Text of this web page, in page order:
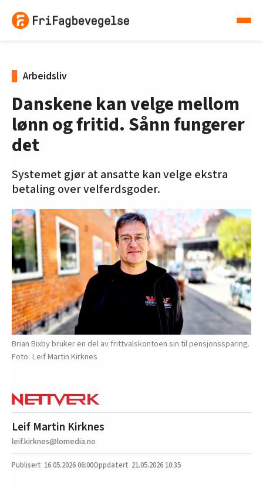
Arbeidsliv
Danskene kan velge mellom
lønn og fritid. Sånn fungerer
det
Systemet gjør at ansatte kan velge ekstra
betaling over velferdsgoder.
Brian Bixby bruker en del av frittvalskontoen sin til pensjonssparing.
Leif Martin Kirknes
Leif Martin Kirknes
leif.kirknes@lomedia.no
16.05.202606:00 21.05.2026 10:35